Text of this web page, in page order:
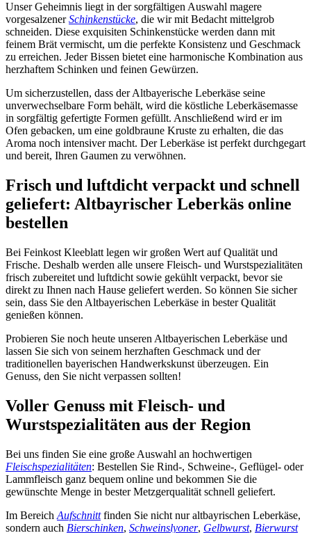
Unser Geheimnis liegt in der sorgfältigen Auswahl magere
vorgesalzenerSchinkenstücke, die wir mit Bedacht mittelgrob
schneiden. Diese exquisiten Schinkenstücke werden dann mit
feinem Brät vermischt, um die perfekte Konsistenz und Geschmack
zu erreichen. Jeder Bissen bietet eine harmonische Kombination aus
herzhaftem Schinken und feinen Gewürzen.
Um sicherzustellen, dass der Altbayerische Leberkäse seine
unverwechselbare Form behält, wird die köstliche Leberkäsemasse
in sorgfältig gefertigte Formen gefüllt. Anschließend wird er im
Ofen gebacken, um eine goldbraune Kruste zu erhalten, die das
Aroma noch intensiver macht. Der Leberkäse ist perfekt durchgegart
und bereit, Ihren Gaumen zu verwöhnen.
Frisch und luftdicht verpackt und schnell
geliefert: Altbayrischer Leberkäs online
bestellen
Bei Feinkost Kleeblatt legen wir großen Wert auf Qualität und
Frische. Deshalb werden alle unsere Fleisch- und Wurstspezialitäten
frisch zubereitet und luftdicht sowie gekühlt verpackt, bevor sie
direkt zu Ihnen nach Hause geliefert werden. So können Sie sicher
sein, dass Sie den Altbayerischen Leberkäse in bester Qualität
genießen können.
Probieren Sie noch heute unseren Altbayerischen Leberkäse und
lassen Sie sich von seinem herzhaften Geschmack und der
traditionellen bayerischen Handwerkskunst überzeugen. Ein
Genuss, den Sie nicht verpassen sollten!
Voller Genuss mit Fleisch- und
Wurstspezialitäten aus der Region
Bei uns finden Sie eine große Auswahl an hochwertigen
Fleischspezialitäten: Bestellen Sie Rind-, Schweine-, Geflügel- oder
Lammfleisch ganz bequem online und bekommen Sie die
gewünschte Menge in bester Metzgerqualität schnell geliefert.
Im Bereich Aufschnittfinden Sie nicht nur altbayrischen Leberkäse,
sondern auch Bierschinken, Schweinslyoner, Gelbwurst, Bierwurst